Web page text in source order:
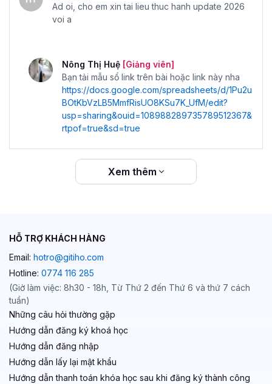
Ad oi, cho em xin tai lieu thuc hanh update 2026
voi a
Nông Thị Huệ [Giảng viên]
Bạn tải mẫu sổ link trên bài hoặc link này nha
https://docs.google.com/spreadsheets/d/1Pu2u
BOtKbVzLB5MmfRisUO8KSu7K_UfM/edit?
usp=sharing&ouid=108988289735789512367&
rtpof=true&sd=true
Xem thêm
HỖ TRỢ KHÁCH HÀNG
Email: hotro@gitiho.com
Hotline: 0774 116 285
(Giờ làm việc: 8h30 - 18h, Từ Thứ 2 đến Thứ 6 và thứ 7 cách
tuần)
Những câu hỏi thường gặp
Hướng dẫn đăng ký khoá học
Hướng dẫn đăng nhập
Hướng dẫn lấy lại mật khẩu
Hướng dẫn thanh toán khóa học sau khi đăng ký thành công